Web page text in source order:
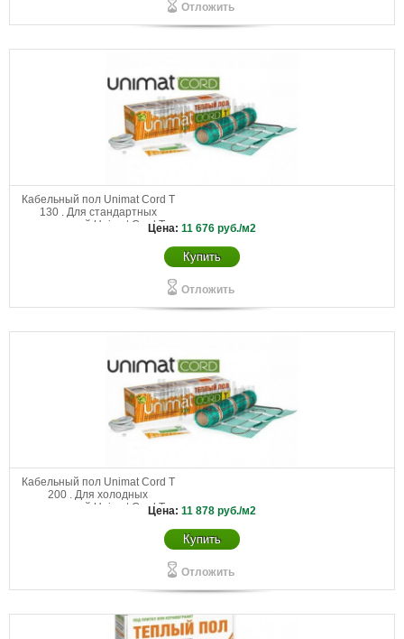
Отложить
Кабельный пол Unimat Cord T
130 . Для стандартных
помещений Unimat Cord ТЦена: 11 676 руб./м2
Купить
Отложить
Кабельный пол Unimat Cord T
200 . Для холодных
помещений Unimat Cord ТЦена: 11 878 руб./м2
Купить
Отложить